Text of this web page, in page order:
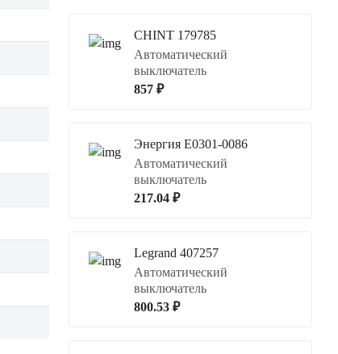
CHINT 179785
Автоматический
выключатель
857 ₽
Энергия Е0301-0086
Автоматический
выключатель
217.04 ₽
Legrand 407257
Автоматический
выключатель
800.53 ₽